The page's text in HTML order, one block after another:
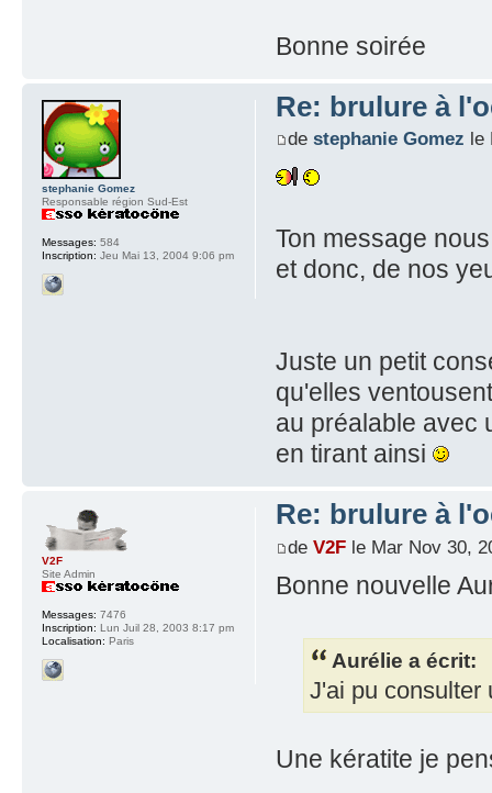
Bonne soirée
Re: brulure à
de stephanie Gomez le
Ton message
et donc, de nos
Juste un petit
qu'elles
au préalable avec
en tirant ainsi
stephanie Gomez
Responsable région Sud-Est
Messages: 584
Inscription: Jeu Mai 13, 2004 9:06 pm
Re: brulure à
de V2Fle Mar Nov 30,
Bonne nouvelle
Aurélie a écrit:
J'ai pu consulter
Une kératite je
V2F
Site Admin
Messages: 7476
Inscription: Lun Juil 28, 2003 8:17 pm
Localisation: Paris